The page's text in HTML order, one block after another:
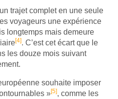
trajet complet en une seule
voyageurs une expérience
longtemps mais demeure
[4]. C’est cet écart que le
les douze mois suivant
souhaite imposer
»[5], comme les